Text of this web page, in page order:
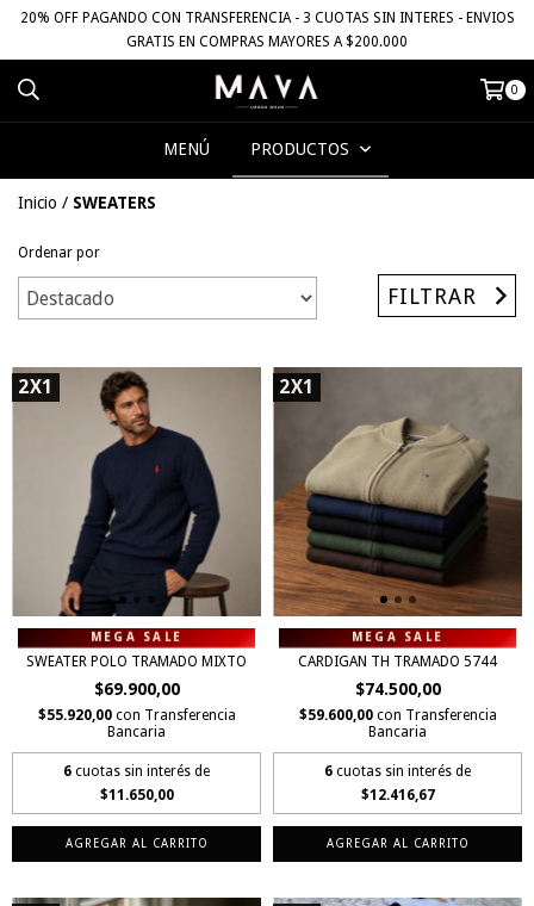
20% OFF PAGANDO CON TRANSFERENCIA - 3 CUOTAS SIN INTERES - ENVIOS
GRATIS EN COMPRAS MAYORES A $200.000
0
MENÚ PRODUCTOS
Inicio / SWEATERS
Ordenar por
FILTRAR
2X1
SWEATER POLO TRAMADO MIXTO
$69.900,00
$55.920,00 con Transferencia
Bancaria
6 cuotas sin interés de
$11.650,00
AGREGAR AL CARRITO
2X1
CARDIGAN TH TRAMADO 5744
$74.500,00
$59.600,00 con Transferencia
Bancaria
6 cuotas sin interés de
$12.416,67
AGREGAR AL CARRITO